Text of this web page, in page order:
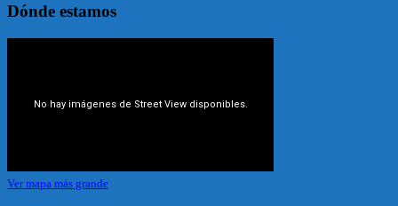
Dónde estamos
Ver mapa más grande